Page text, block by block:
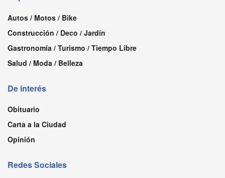
Autos / Motos / Bike
Construcción / Deco / Jardín
Gastronomía / Turismo / Tiempo Libre
Salud / Moda / Belleza
De interés
Obituario
Carta a la Ciudad
Opinión
Redes Sociales